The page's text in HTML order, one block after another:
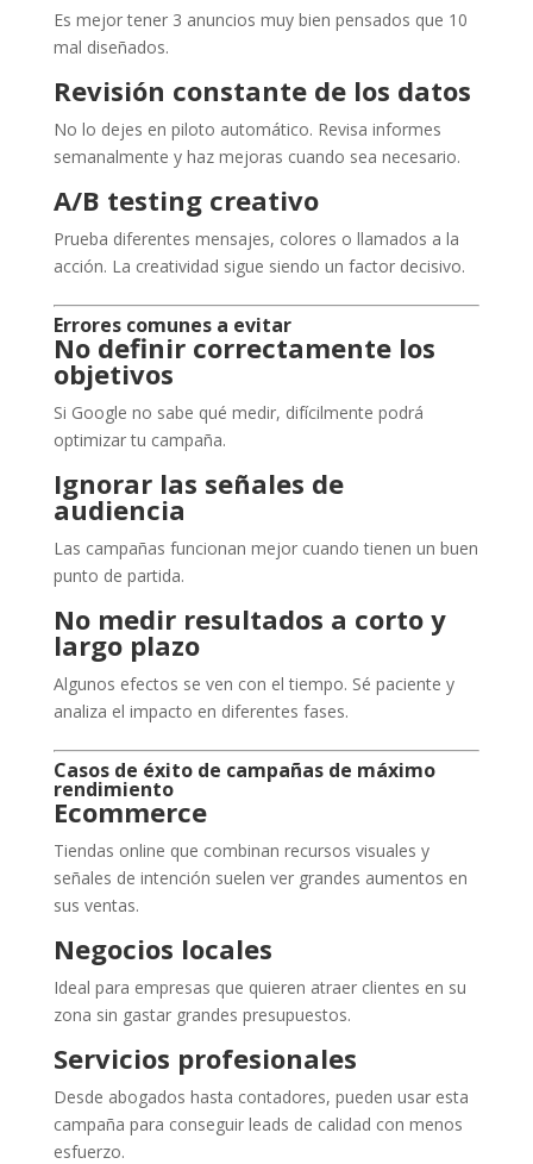
Es mejor tener 3 anuncios muy bien pensados que 10
mal diseñados.
Revisión constante de los datos
No lo dejes en piloto automático. Revisa informes
semanalmente y haz mejoras cuando sea necesario.
A/B testing creativo
Prueba diferentes mensajes, colores o llamados a la
acción. La creatividad sigue siendo un factor decisivo.
Errores comunes a evitar
No definir correctamente los
objetivos
Si Google no sabe qué medir, difícilmente podrá
optimizar tu campaña.
Ignorar las señales de
audiencia
Las campañas funcionan mejor cuando tienen un buen
punto de partida.
No medir resultados a corto y
largo plazo
Algunos efectos se ven con el tiempo. Sé paciente y
analiza el impacto en diferentes fases.
Casos de éxito de campañas de máximo
rendimiento
Ecommerce
Tiendas online que combinan recursos visuales y
señales de intención suelen ver grandes aumentos en
sus ventas.
Negocios locales
Ideal para empresas que quieren atraer clientes en su
zona sin gastar grandes presupuestos.
Servicios profesionales
Desde abogados hasta contadores, pueden usar esta
campaña para conseguir leads de calidad con menos
esfuerzo.